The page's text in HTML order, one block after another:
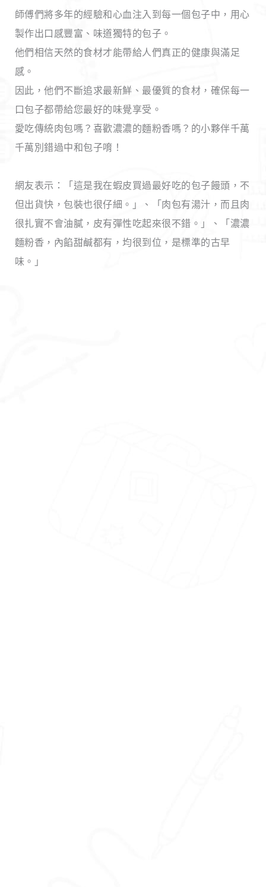
師傅們將多年的經驗和心血注入到每一個包子中，用心
製作出口感豐富、味道獨特的包子。
他們相信天然的食材才能帶給人們真正的健康與滿足
感。
因此，他們不斷追求最新鮮、最優質的食材，確保每一
口包子都帶給您最好的味覺享受。
愛吃傳統肉包嗎？喜歡濃濃的麵粉香嗎？的小夥伴千萬
千萬別錯過中和包子唷！
網友表示：「這是我在蝦皮買過最好吃的包子饅頭，不
但出貨快，包裝也很仔細。」、「肉包有湯汁，而且肉
很扎實不會油膩，皮有彈性吃起來很不錯。」、「濃濃
麵粉香，內餡甜鹹都有，均很到位，是標準的古早
味。」